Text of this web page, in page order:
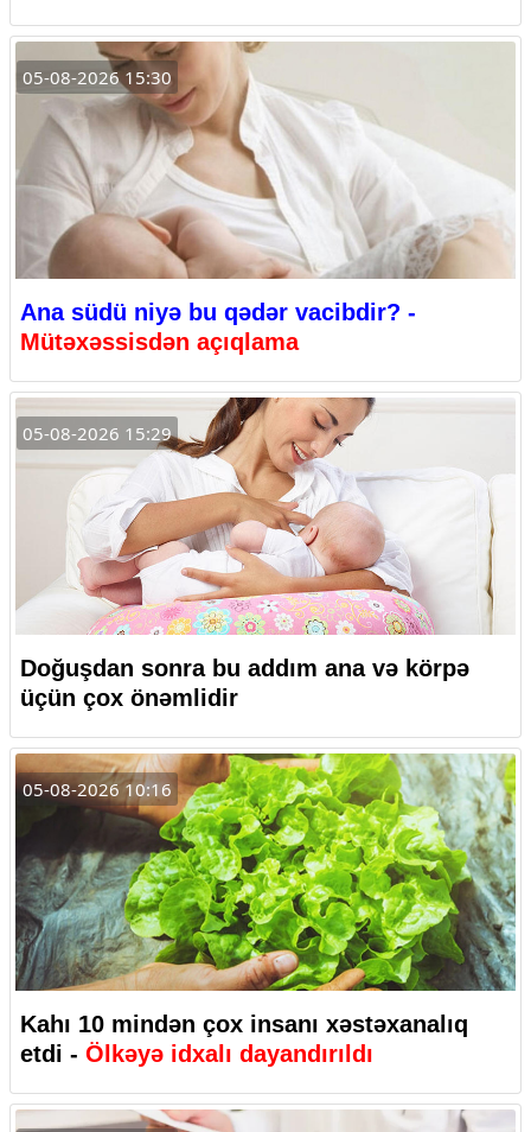
05-08-2026 15:30
Ana südü niyə bu qədər vacibdir? -
Mütəxəssisdən açıqlama
05-08-2026 15:29
Doğuşdan sonra bu addım ana və körpə
üçün çox önəmlidir
05-08-2026 10:16
Kahı 10 mindən çox insanı xəstəxanalıq
etdi - Ölkəyə idxalı dayandırıldı